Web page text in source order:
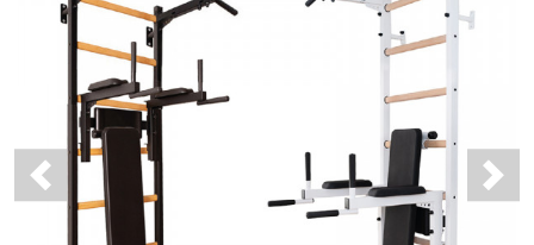
Previous Next